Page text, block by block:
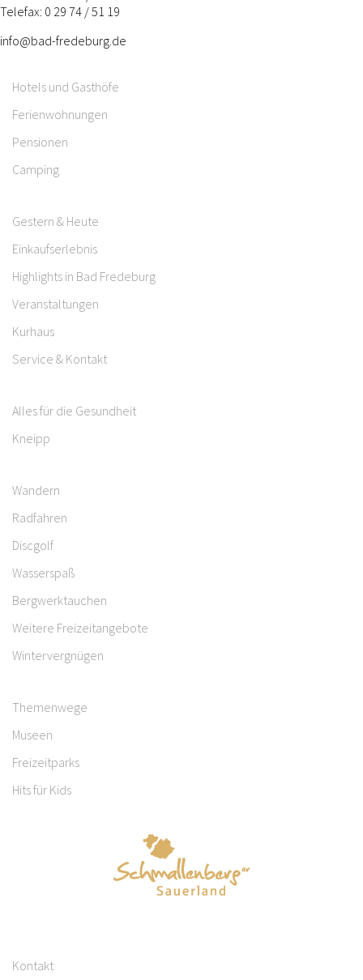
Telefax: 0 29 74 / 51 19
info@bad-fredeburg.de
Hotels und Gasthöfe
Ferienwohnungen
Pensionen
Camping
Gestern & Heute
Einkaufserlebnis
Highlights in Bad Fredeburg
Veranstaltungen
Kurhaus
Service & Kontakt
Alles für die Gesundheit
Kneipp
Wandern
Radfahren
Discgolf
Wasserspaß
Bergwerktauchen
Weitere Freizeitangebote
Wintervergnügen
Themenwege
Museen
Freizeitparks
Hits für Kids
Kontakt